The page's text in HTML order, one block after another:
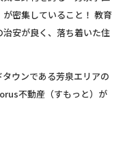
が密集していること！ 教育
安が良く、落ち着いた住
ウンである芳泉エリアの
不動産（すもっと）が